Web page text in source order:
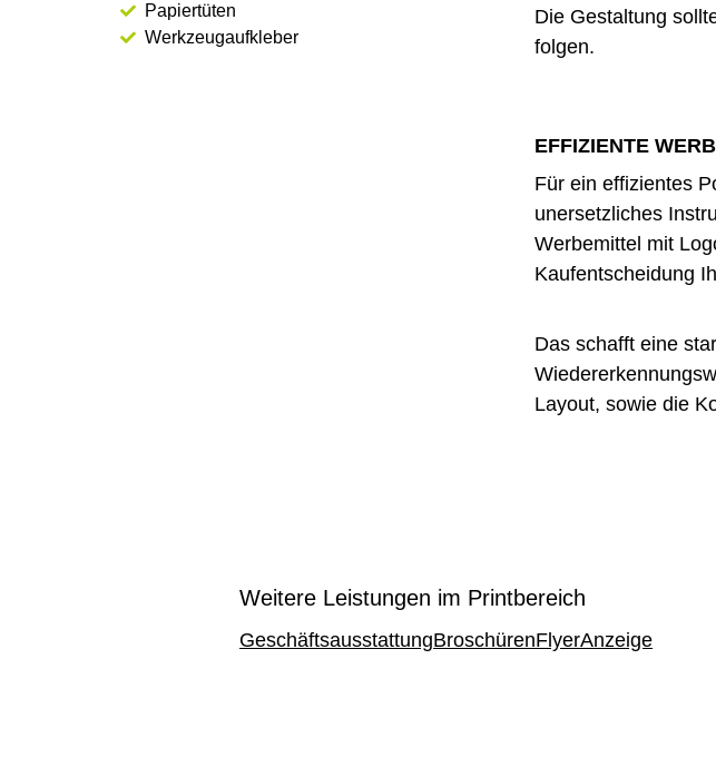
Papiertüten
Werkzeugaufkleber
Die Gestaltung
folgen.
EFFIZIENTE
Für ein effizientes
unersetzliches
Werbemittel mit
Kaufentscheidung
Das schafft eine
Layout, sowie die
Weitere Leistungen im Printbereich
GeschäftsausstattungBroschürenFlyerAnzeige